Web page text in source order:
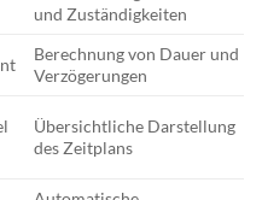
und Zuständigkeiten
Berechnung von Dauer und
Verzögerungen
Übersichtliche Darstellung
des Zeitplans